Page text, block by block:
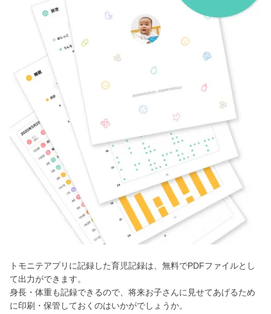
トモニテアプリに記録した育児記録は、無料でPDFファイルとし
て出力ができます。
身長・体重も記録できるので、将来お子さんに見せてあげるため
に印刷・保管しておくのはいかがでしょうか。